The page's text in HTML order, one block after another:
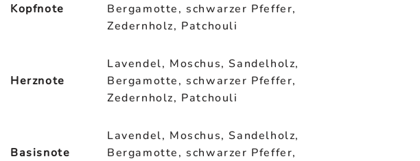
Kopfnote
Bergamotte, schwarzer Pfeffer,
Zedernholz, Patchouli
Herznote
Lavendel, Moschus, Sandelholz,
Bergamotte, schwarzer Pfeffer,
Zedernholz, Patchouli
Basisnote
Lavendel, Moschus, Sandelholz,
Bergamotte, schwarzer Pfeffer,